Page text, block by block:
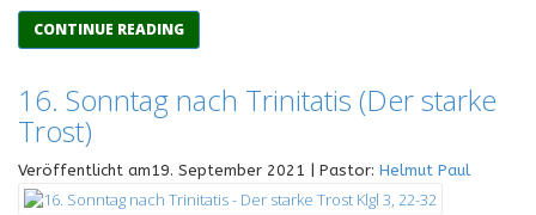
CONTINUE READING
16. Sonntag nach Trinitatis (Der starke
Trost)
Veröffentlicht am19. September 2021 | Pastor: Helmut Paul